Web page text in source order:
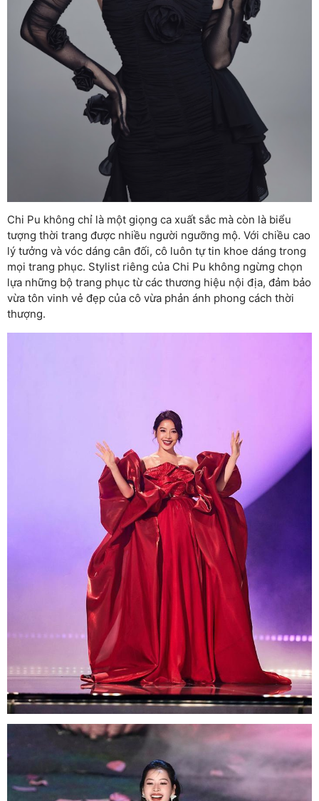
Chi Pu không chỉ là một giọng ca xuất sắc mà còn là biểu
tượng thời trang được nhiều người ngưỡng mộ. Với chiều cao
lý tưởng và vóc dáng cân đối, cô luôn tự tin khoe dáng trong
mọi trang phục. Stylist riêng của Chi Pu không ngừng chọn
lựa những bộ trang phục từ các thương hiệu nội địa, đảm bảo
vừa tôn vinh vẻ đẹp của cô vừa phản ánh phong cách thời
thượng.